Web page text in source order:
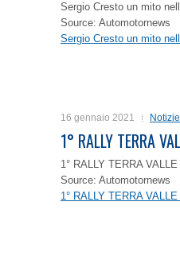
Sergio Cresto un mito
Source: Automotornews
Sergio Cresto un mito
16 gennaio 2021
1° RALLY TERRA
1° RALLY TERRA
Source: Automotornews
1° RALLY TERRA